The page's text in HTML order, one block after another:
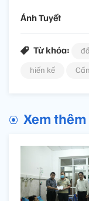
Ánh Tuyết
Từ khóa:
hiến kế
Xem thêm